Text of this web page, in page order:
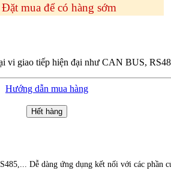
Đặt mua để có hàng sớm
vi giao tiếp hiện đại như CAN BUS,
Hướng dẫn mua hàng
Hết hàng
Dễ dàng ứng dụng kết nối với các